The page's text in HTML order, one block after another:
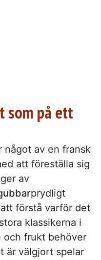
som på ett
något av en fransk
att föreställa sig
av
prydligt
förstå varför det
klassikerna i
och frukt behöver
är välgjort spelar